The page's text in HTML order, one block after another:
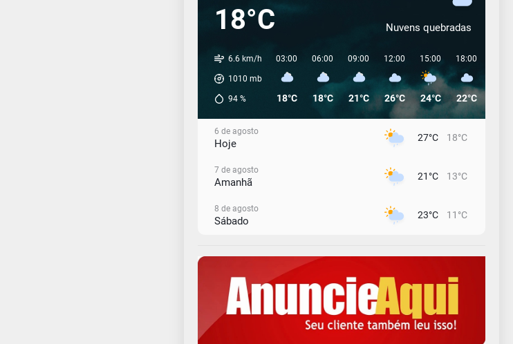
18°C Nuvens quebradas
6.6 km/h
1010 mb
94%
03:00
18°C
06:00
18°C
09:00
21°C
12:00
26°C
15:00
24°C
18:00
22°C
6 de agosto
Hoje 27°C 18°C
7 de agosto
Amanhã 21°C 13°C
8 de agosto
Sábado 23°C 11°C
Domingo 16°C 12°C
10 de agosto
Segunda-Feira
11 de agosto
15°C 10°C